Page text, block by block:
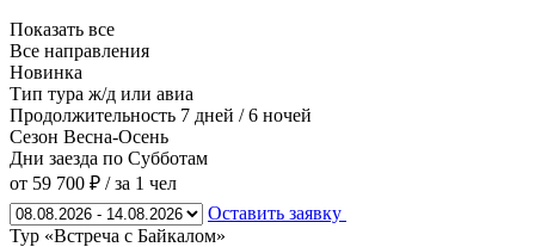
Показать все
Все направления
Новинка
Тип тура ж/д или авиа
Продолжительность 7 дней / 6 ночей
Сезон Весна-Осень
Дни заезда по Субботам
от 59 700 ₽ / за 1 чел
Оставить заявку
Тур «Встреча с Байкалом»